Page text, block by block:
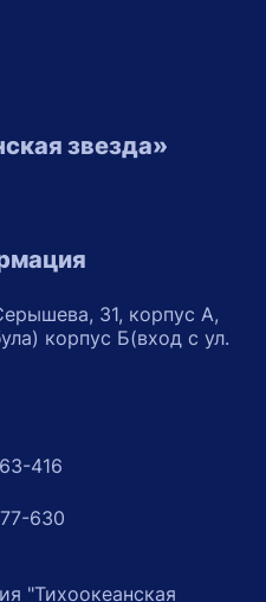
звезда»
31, корпус А,
корпус Б(вход с ул.
416
630
"Тихоокеанская